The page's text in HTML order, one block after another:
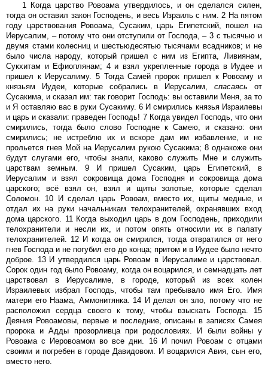
1 Когда царство Ровоама утвердилось, и он сделался силен,
тогда он оставил закон Господень, и весь Израиль с ним. 2 На пятом
году царствования Ровоама, Сусаким, царь Египетский, пошел на
Иерусалим, – потому что они отступили от Господа, – 3 с тысячью и
двумя стами колесниц и шестьюдесятью тысячами всадников; и не
было числа народу, который пришел с ним из Египта, Ливиянам,
Сукхитам и Ефиоплянам; 4 и взял укрепленные города в Иудее и
пришел к Иерусалиму. 5 Тогда Самей пророк пришел к Ровоаму и
князьям Иудеи, которые собрались в Иерусалим, спасаясь от
Сусакима, и сказал им: так говорит Господь: вы оставили Меня, за то
и Я оставляю вас в руки Сусакиму. 6 И смирились князья Израилевы
и царь и сказали: праведен Господь! 7 Когда увидел Господь, что они
смирились, тогда было слово Господне к Самею, и сказано: они
смирились; не истреблю их и вскоре дам им избавление, и не
прольется гнев Мой на Иерусалим рукою Сусакима; 8 однакоже они
будут слугами его, чтобы знали, каково служить Мне и служить
царствам земным. 9 И пришел Сусаким, царь Египетский, в
Иерусалим и взял сокровища дома Господня и сокровища дома
царского; всё взял он, взял и щиты золотые, которые сделал
Соломон. 10 И сделал царь Ровоам, вместо их, щиты медные, и
отдал их на руки начальникам телохранителей, охранявших вход
дома царского. 11 Когда выходил царь в дом Господень, приходили
телохранители и несли их, и потом опять относили их в палату
телохранителей. 12 И когда он смирился, тогда отвратился от него
гнев Господа и не погубил его до конца; притом и в Иудее было нечто
доброе. 13 И утвердился царь Ровоам в Иерусалиме и царствовал.
Сорок один год было Ровоаму, когда он воцарился, и семнадцать лет
царствовал в Иерусалиме, в городе, который из всех колен
Израилевых избрал Господь, чтобы там пребывало имя Его. Имя
матери его Наама, Аммонитянка. 14 И делал он зло, потому что не
расположил сердца своего к тому, чтобы взыскать Господа. 15
Деяния Ровоамовы, первые и последние, описаны в записях Самея
пророка и Адды прозорливца при родословиях. И были войны у
Ровоама с Иеровоамом во все дни. 16 И почил Ровоам с отцами
своими и погребен в городе Давидовом. И воцарился Авия, сын его,
вместо него.